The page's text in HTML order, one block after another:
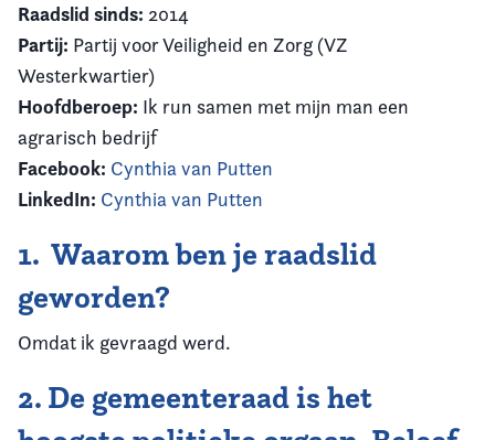
Raadslid sinds: 2014
Partij: Partij voor Veiligheid en Zorg (VZ
Westerkwartier)
Hoofdberoep: Ik run samen met mijn man een
agrarisch bedrijf
Facebook: Cynthia van Putten
LinkedIn: Cynthia van Putten
1. Waarom ben je raadslid
geworden?
Omdat ik gevraagd werd.
2. De gemeenteraad is het